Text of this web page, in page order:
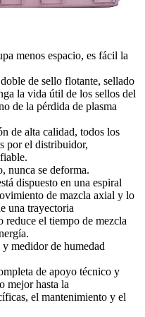
menos espacio, es fácil la
de sello flotante, sellado
la vida útil de los sellos del
de la pérdida de plasma
de alta calidad, todos los
por el distribuidor,
nunca se deforma.
dispuesto en una espiral
de mazcla axial y lo
una trayectoria
reduce el tiempo de mezcla
medidor de humedad
de apoyo técnico y
mejor hasta la
el mantenimiento y el